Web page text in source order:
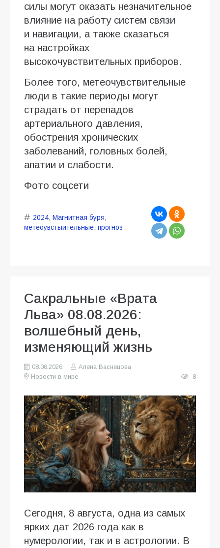
силы могут оказать незначительное
влияние на работу систем связи
и навигации, а также сказаться
на настройках
высокочувствительных приборов.
Более того, метеочувствительные
люди в такие периоды могут
страдать от перепадов
артериального давления,
обострения хронических
заболеваний, головных болей,
апатии и слабости.
Фото соцсети
2024, Магнитная буря,
метеоувстыительные, прогноз
Сакральные «Врата
Льва» 08.08.2026:
волшебный день,
изменяющий жизнь
08.08.2026
Алена Васнецова
Новости в мире
8
Сегодня, 8 августа, одна из самых
ярких дат 2026 года как в
нумерологии, так и в астрологии. В